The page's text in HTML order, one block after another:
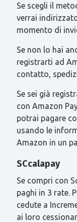
Se scegli il
verrai
momento di
Se non lo hai
registrarti ad
contatto,
Se sei già
con Amazon
potrai pagare
usando le
Amazon in un
SCcalapay
Se compri con
paghi in 3 rate.
cedute a
ai loro